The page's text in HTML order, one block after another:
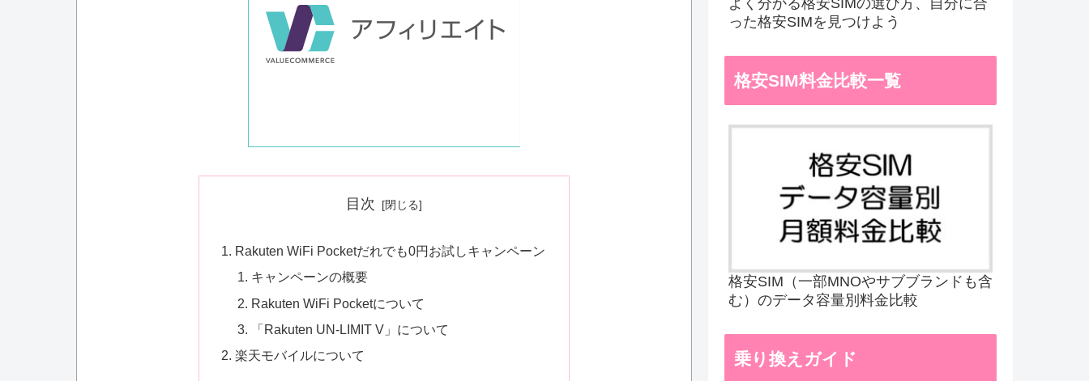
目次
Rakuten WiFi Pocketだれでも0円お試しキャンペーン
キャンペーンの概要
Rakuten WiFi Pocketについて
「Rakuten UN-LIMIT V」について
楽天モバイルについて
った格安SIMを見つけよう
格安SIM料金比較一覧
格安SIM（一部MNOやサブブランドも含
む）のデータ容量別料金比較
乗り換えガイド